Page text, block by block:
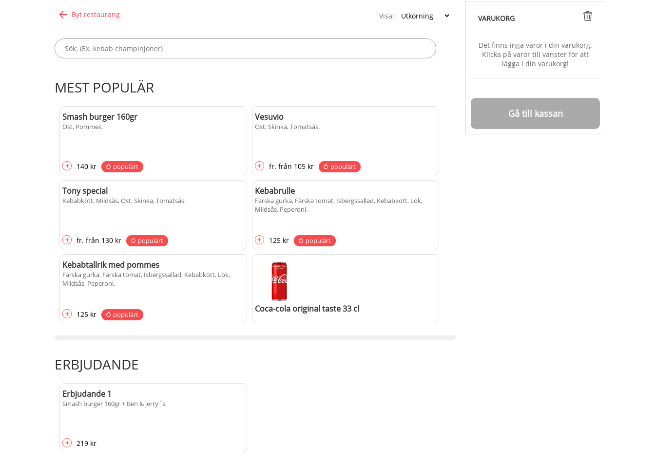
VARUKORG
Det finns inga varor i din varukorg.
Klicka på varor till vänster för att
lägga i din varukorg!
Gå till kassan
Byt restaurang Visa:
MEST POPULÄR
Smash burger 160gr
Ost, Pommes.
+ 140 kr populärt
Vesuvio
Ost, Skinka, Tomatsås.
+ fr. från 105 kr populärt
Tony special
Kebabkött, Mildsås, Ost, Skinka, Tomatsås.
+ fr. från 130 kr populärt
Kebabrulle
Färska gurka, Färska tomat, Isbergssallad, Kebabkött, Lök,
Mildsås, Peperoni.
+ 125 kr populärt
Kebabtallrik med pommes
Färska gurka, Färska tomat, Isbergssallad, Kebabkött, Lök,
Mildsås, Peperoni.
+ 125 kr populärt
Coca-cola original taste 33 cl
ERBJUDANDE
Erbjudande 1
Smash burger 160gr + Ben & jerry´s
+ 219 kr